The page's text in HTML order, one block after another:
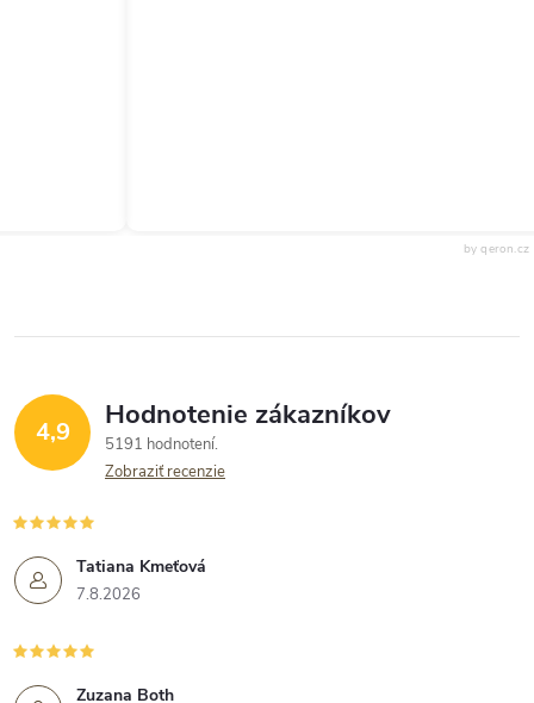
by qeron.cz
4,9 Hodnotenie zákazníkov
5191 hodnotení
Zobraziť recenzie
Tatiana Kmeťová
7.8.2026
Zuzana Both